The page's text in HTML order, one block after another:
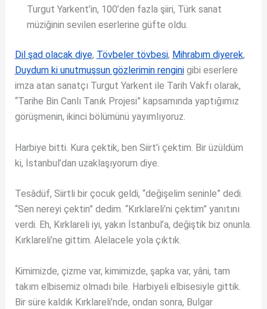
Turgut Yarkent’in, 100’den fazla şiiri, Türk sanat
müziğinin sevilen eserlerine güfte oldu.
Dil şad olacak diye, Tövbeler tövbesi, Mihrabım diyerek,
Duydum ki unutmuşsun gözlerimin renginigibi eserlere
imza atan sanatçı Turgut Yarkent ile Tarih Vakfı olarak,
“Tarihe Bin Canlı Tanık Projesi” kapsamında yaptığımız
görüşmenin, ikinci bölümünü yayımlıyoruz.
Harbiye bitti. Kura çektik, ben Siirt’i çektim. Bir üzüldüm
ki, İstanbul’dan uzaklaşıyorum diye.
Tesâdüf, Siirtli bir çocuk geldi, “değişelim seninle” dedi.
“Sen nereyi çektin” dedim. “Kırklareli’ni çektim” yanıtını
verdi. Eh, Kırklareli iyi, yakın İstanbul’a, değiştik biz onunla.
Kırklareli’ne gittim. Alelacele yola çıktık.
Kimimizde, çizme var, kimimizde, şapka var, yâni, tam
takım elbisemiz olmadı bile. Harbiyeli elbisesiyle gittik.
Bir süre kaldık Kırklareli’nde, ondan sonra, Bulgar